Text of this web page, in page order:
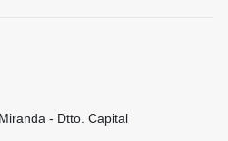
Miranda - Dtto. Capital